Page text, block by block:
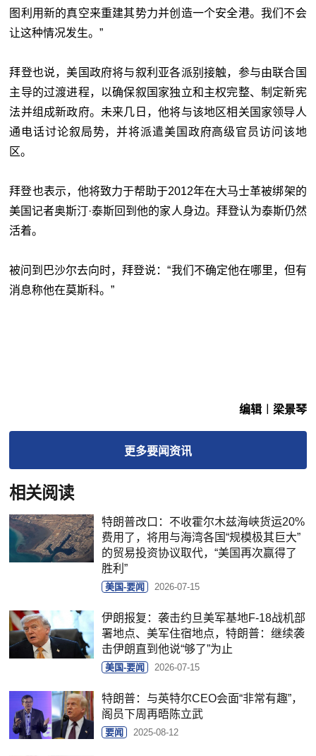
图利用新的真空来重建其势力并创造一个安全港。我们不会
让这种情况发生。”
拜登也说，美国政府将与叙利亚各派别接触，参与由联合国
主导的过渡进程，以确保叙国家独立和主权完整、制定新宪
法并组成新政府。未来几日，他将与该地区相关国家领导人
通电话讨论叙局势，并将派遣美国政府高级官员访问该地
区。
拜登也表示，他将致力于帮助于2012年在大马士革被绑架的
美国记者奥斯汀·泰斯回到他的家人身边。拜登认为泰斯仍然
活着。
被问到巴沙尔去向时，拜登说：“我们不确定他在哪里，但有
消息称他在莫斯科。”
编辑︱梁景琴
更多要闻资讯
相关阅读
特朗普改口：不收霍尔木兹海峡货运20%
费用了，将用与海湾各国“规模极其巨大”
的贸易投资协议取代，“美国再次赢得了
胜利”
美国-要闻 2026-07-15
伊朗报复：袭击约旦美军基地F-18战机部
署地点、美军住宿地点，特朗普：继续袭
击伊朗直到他说“够了”为止
美国-要闻 2026-07-15
特朗普：与英特尔CEO会面“非常有趣”，
阁员下周再晤陈立武
要闻 2025-08-12